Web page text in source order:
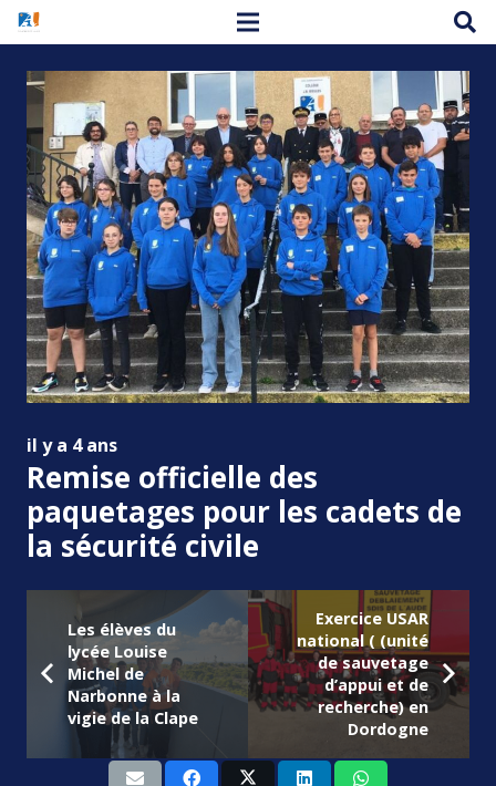
il y a 4 ans
Remise officielle des
paquetages pour les cadets de
la sécurité civile
Les élèves du
lycée Louise
Michel de
Narbonne à la
vigie de la Clape
Exercice USAR
national ( (unité
de sauvetage
d’appui et de
recherche) en
Dordogne